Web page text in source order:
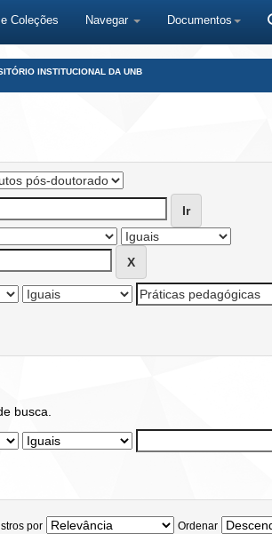
Coleções Navegar Documentos
INSTITUCIONAL DA UNB
busca.
por Ordenar